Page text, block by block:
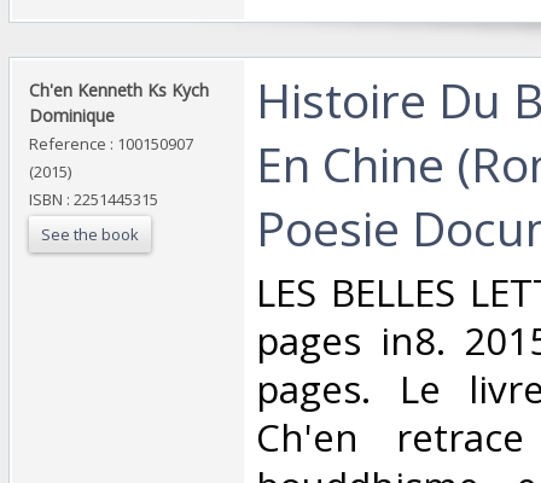
‎Ch'en Kenneth Ks Kych
Dominique‎
Reference : 100150907
(2015)
ISBN : 2251445315
See the book
‎Histoire Du
En Chine
Poesie
‎LES BELLES
pages in8.
pages. Le
Ch'en